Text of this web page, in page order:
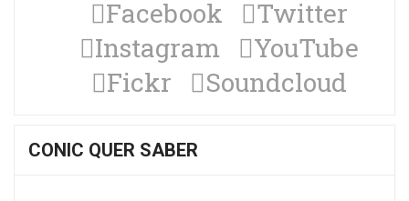
Facebook
Twitter
Instagram
YouTube
Fickr
Soundcloud
CONIC QUER SABER